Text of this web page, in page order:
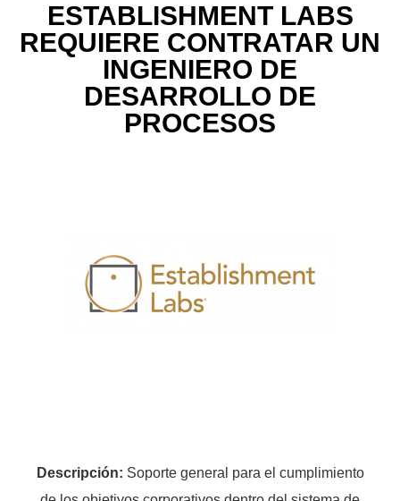
ESTABLISHMENT LABS
REQUIERE CONTRATAR UN
INGENIERO DE
DESARROLLO DE
PROCESOS
Descripción: Soporte general para el cumplimiento